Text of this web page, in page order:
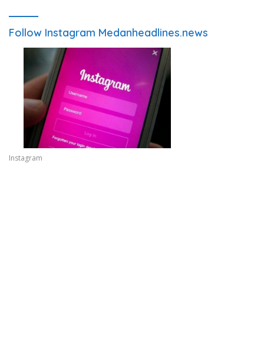
Follow Instagram Medanheadlines.news
Instagram